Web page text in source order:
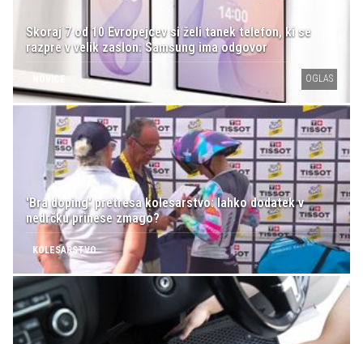
Skoraj 7 od 10 Evropejcev si želi tanek telefon, ki se
razpre v velik zaslon: Samsung ima odgovor
OGLAS
'Bra doping' pretresa kolesarstvo: lahko dodatek v
nedrčku prinese zmago?
KOLESARSTVO